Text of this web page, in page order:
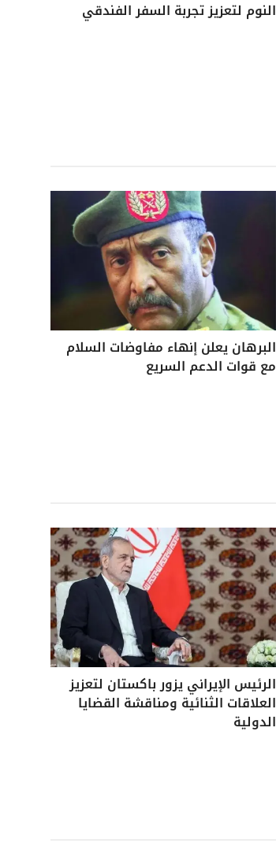
النوم لتعزيز تجربة السفر الفندقي
البرهان يعلن إنهاء مفاوضات السلام
مع قوات الدعم السريع
الرئيس الإيراني يزور باكستان لتعزيز
العلاقات الثنائية ومناقشة القضايا
الدولية